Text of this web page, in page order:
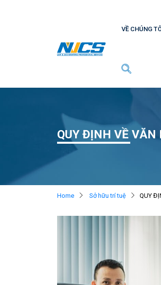
VỀ CHÚNG
QUY ĐỊNH VỀ VĂN
Home Sở hữu trí tuệ QUY